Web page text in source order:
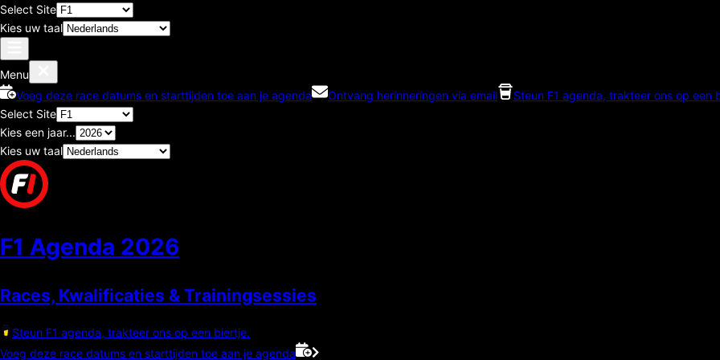
Select Site
Kies uw taal
Menu
Voeg deze race datums en starttijden toe aan je agenda
Ontvang herinneringen via email
Steun F1 agenda, trakteer ons op een
Select Site
Kies een jaar...
Kies uw taal
F1 Agenda 2026
Races, Kwalificaties & Trainingsessies
Steun F1 agenda, trakteer ons op een biertje.
Voeg deze race datums en starttijden toe aan je agenda